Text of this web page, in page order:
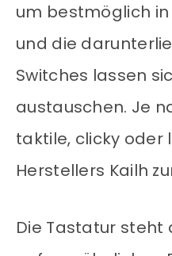
um bestmöglich
und die
Switches lassen
austauschen. Je
taktile, clicky oder
Herstellers Kailh
Die Tastatur steht